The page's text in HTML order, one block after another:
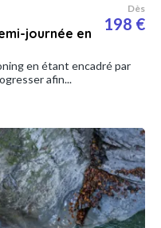
journée en
Dès
198 €
en étant encadré par
afin...